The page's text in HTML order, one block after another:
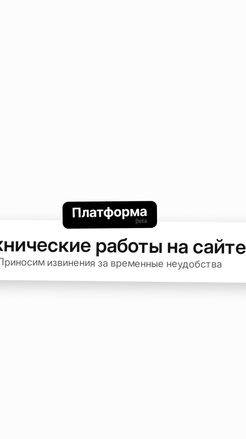
работы на сайте
извинения за временные неудобства